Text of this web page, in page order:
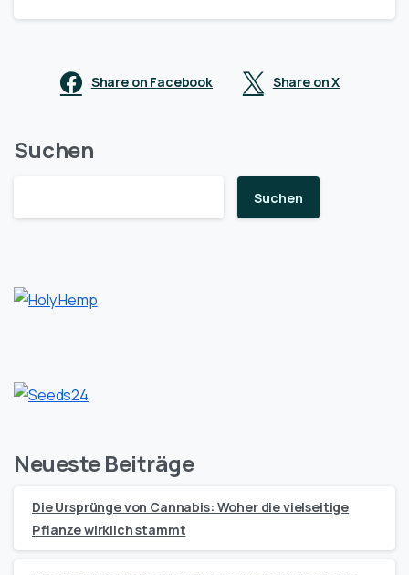
Share on Facebook Share on X
Suchen
Suchen
Neueste Beiträge
Die Ursprünge von Cannabis: Woher die vielseitige
Pflanze wirklich stammt